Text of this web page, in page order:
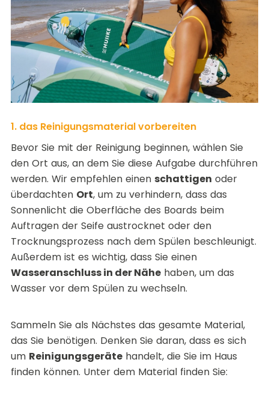
1. das Reinigungsmaterial vorbereiten
Bevor Sie mit der Reinigung beginnen, wählen Sie
den Ort aus, an dem Sie diese Aufgabe durchführen
werden. Wir empfehlen einen schattigen oder
überdachten Ort, um zu verhindern, dass das
Sonnenlicht die Oberfläche des Boards beim
Auftragen der Seife austrocknet oder den
Trocknungsprozess nach dem Spülen beschleunigt.
Außerdem ist es wichtig, dass Sie einen
Wasseranschluss in der Nähehaben, um das
Wasser vor dem Spülen zu wechseln.
Sammeln Sie als Nächstes das gesamte Material,
das Sie benötigen. Denken Sie daran, dass es sich
um Reinigungsgerätehandelt, die Sie im Haus
finden können. Unter dem Material finden Sie: